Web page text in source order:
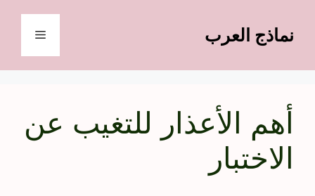
المحتوىنماذج العرب القائمة
أهم الأعذار للتغيب عن
الاختبار